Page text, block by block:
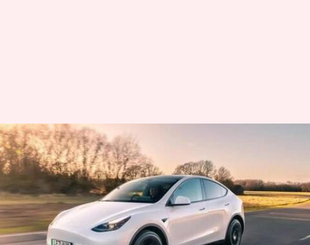
Tesla : 20 లక్షల కార్లను రీకాల్
చేయనున్న టెస్లా.. ఎందుకంటే?
Jayachandra Akuri Dec 14, 2023 10:38 am
ఈ వార్తాకథనం ఏంటి